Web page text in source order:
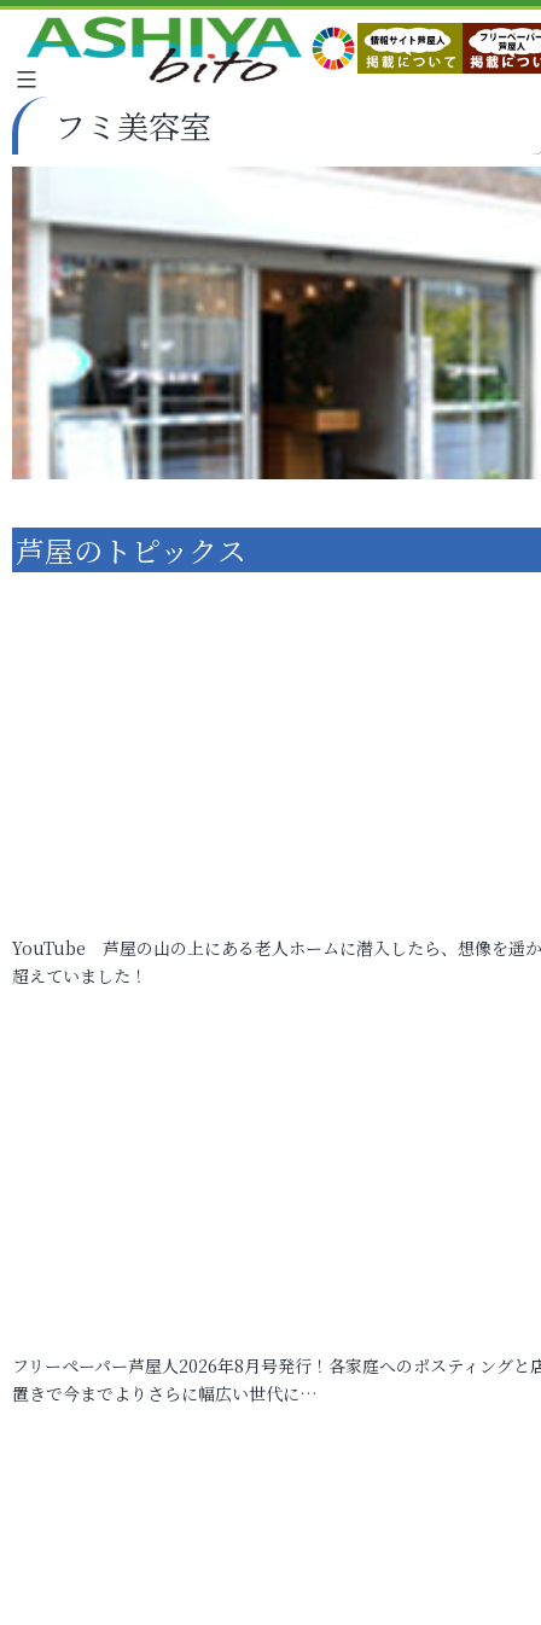
フミ美容室
芦屋のトピックス
YouTube 芦屋の山の上にある老人ホームに潜入したら、想像を遥
超えていました！
フリーペーパー芦屋人2026年8月号発行！各家庭へのポスティングと
置きで今までよりさらに幅広い世代に…